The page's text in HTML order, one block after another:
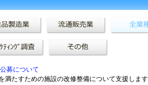
募について
満たすための施設の改修整備について支援します